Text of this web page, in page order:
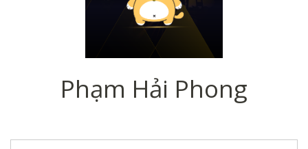
Phạm Hải Phong